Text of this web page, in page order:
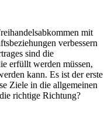
mit
verbessern
sind die
erfüllt werden müssen,
kann. Es ist der erste
Ziele in die allgemeinen
richtige Richtung?